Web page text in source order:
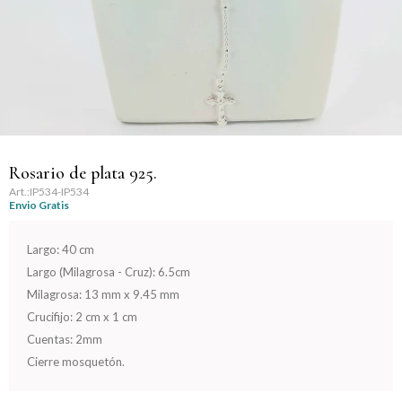
Rosario de plata 925.
IP534-IP534
Envio Gratis
Largo: 40 cm
Largo (Milagrosa - Cruz): 6.5cm
Milagrosa: 13 mm x 9.45 mm
Crucifijo: 2 cm x 1 cm
Cuentas: 2mm
Cierre mosquetón.
Día del Amigo
Día del Maestro
Día del Padre
Graduación
Nacimiento